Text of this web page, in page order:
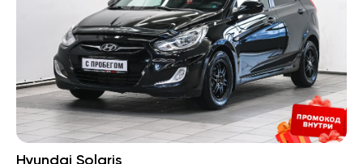
Hyundai Solaris